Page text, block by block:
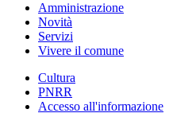
Amministrazione
Novità
Servizi
Vivere il comune
Cultura
PNRR
Accesso all'informazione